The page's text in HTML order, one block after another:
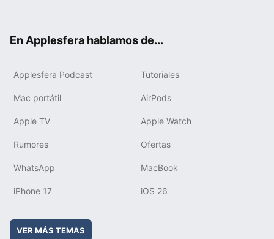
En Applesfera hablamos de...
Applesfera Podcast Tutoriales
Mac portátil AirPods
Apple TV Apple Watch
Rumores Ofertas
WhatsApp MacBook
iPhone 17 iOS 26
VER MÁS TEMAS